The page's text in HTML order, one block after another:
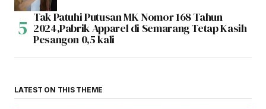
Tak Patuhi Putusan MK Nomor 168 Tahun
2024,Pabrik Apparel di Semarang Tetap Kasih
Pesangon 0,5 kali
LATEST ON THIS THEME